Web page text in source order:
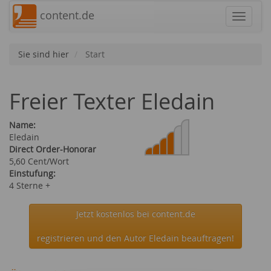
content.de
Sie sind hier Start
Freier Texter Eledain
Name:
Eledain
Direct Order-Honorar
5,60 Cent/Wort
Einstufung:
4 Sterne +
Jetzt kostenlos bei content.de
registrieren und den Autor Eledain beauftragen!